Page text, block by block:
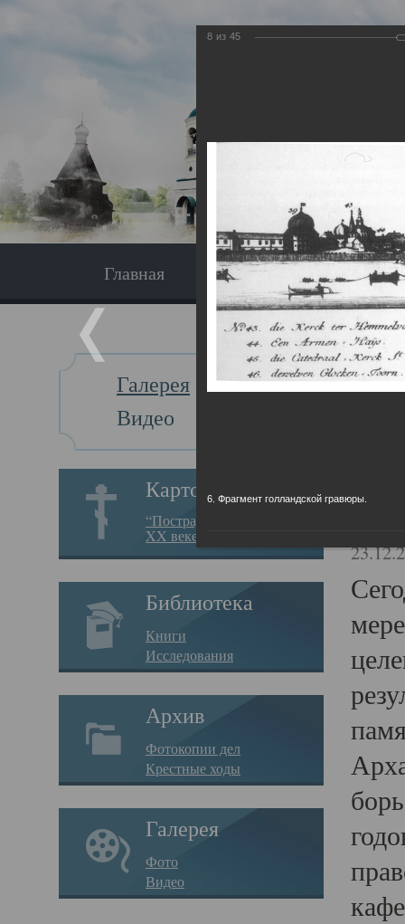
Главная Экскурсия
Галерея
Видео
Картотека
“Пострадавшие за веру в
XX веке на Севере”
Библиотека
Книги
Исследования
Архив
Фотокопии дел
Крестные ходы
Галерея
Фото
Видео
Главная
8 из 45
6. Фрагмент голландской гравюры.